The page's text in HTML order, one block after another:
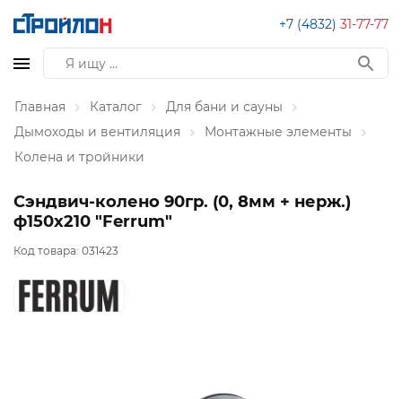
+7 (4832) 31-77-77
Главная Каталог
Для бани и сауны
Дымоходы и вентиляция
Монтажные элементы
Колена и тройники
Сэндвич-колено 90гр. (0, 8мм + нерж.)
ф150х210 "Ferrum"
Код товара: 031423